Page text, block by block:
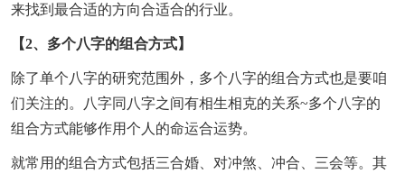
来找到最合适的方向合适合的行业。
【2、多个八字的组合方式】
除了单个八字的研究范围外，多个八字的组合方式也是要咱
们关注的。八字同八字之间有相生相克的关系~多个八字的
组合方式能够作用个人的命运合运势。
就常用的组合方式包括三合婚、对冲煞、冲合、三会等。其